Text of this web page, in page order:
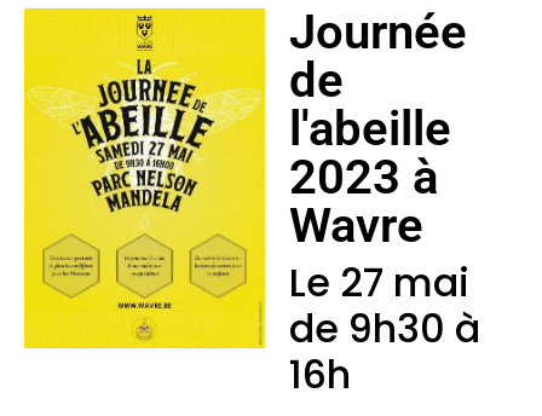
Journée
de
l'abeille
2023 à
Wavre
Le 27 mai
de 9h30 à
16h